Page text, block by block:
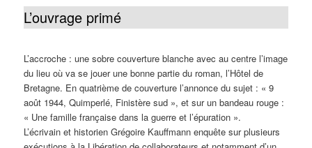
L’ouvrage primé
L’accroche : une sobre couverture blanche avec au centre l’image
du lieu où va se jouer une bonne partie du roman, l’Hôtel de
Bretagne. En quatrième de couverture l’annonce du sujet : « 9
août 1944, Quimperlé, Finistère sud », et sur un bandeau rouge :
« Une famille française dans la guerre et l’épuration ».
L’écrivain et historien Grégoire Kauffmann enquête sur plusieurs